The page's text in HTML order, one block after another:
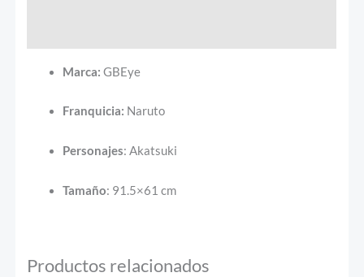
Marca:GBEye
Franquicia: Naruto
Personajes: Akatsuki
Tamaño: 91.5×61 cm
Productos relacionados